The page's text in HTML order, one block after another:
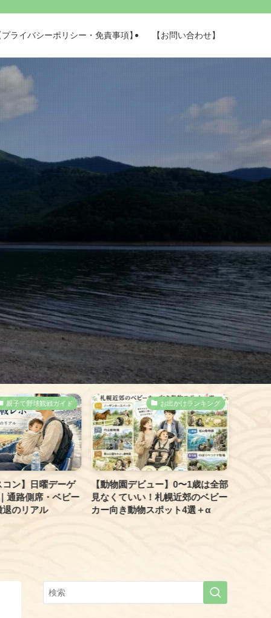
プライバシーポリシー・免責事項】 【お問い合わせ】
親子で野球観戦ガイド
コン】日曜デーゲ
通路側席・ベビー
のリアル
お出かけランキング
【動物園デビュー】0〜1歳は全部
見なくていい！札幌近郊のベビー
カー向き動物スポット4選＋α